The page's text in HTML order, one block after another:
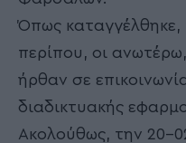
Όπως
περίπου, οι
ήρθαν σε
διαδικτυακής
Ακολούθως, την 20-